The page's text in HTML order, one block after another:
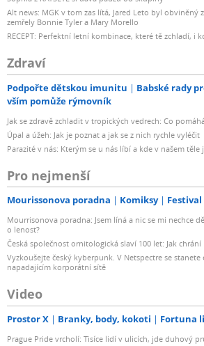
Alt news: MGK v tom zas lítá, Jared Leto byl obviněný
zemřely Bonnie Tyler a Mary Morello
RECEPT: Perfektní letní kombinace, které tě zchladí, i
Zdraví
Podpořte dětskou imunitu Babské rady
vším pomůže rýmovník
Jak se zdravě zchladit v tropických vedrech: Co
Úpal a úžeh: Jak je poznat a jak se z nich rychle vyléčit
Parazité v nás: Kterým se u nás líbí a kde v našem těle
Pro nejmenší
Mourissonova poradna Komiksy Festival
Mourrisonova poradna: Jsem líná a nic se mi nechce
o lenost?
Česká společnost ornitologická slaví 100 let: Jak chrání
Vyzkoušejte český kyberpunk. V Netspectre se
napadajícím korporátní sítě
Video
Prostor X Branky, body, kokoti Fortuna
Prague Pride vrcholí: Tisíce lidí v ulicích, jde duhový